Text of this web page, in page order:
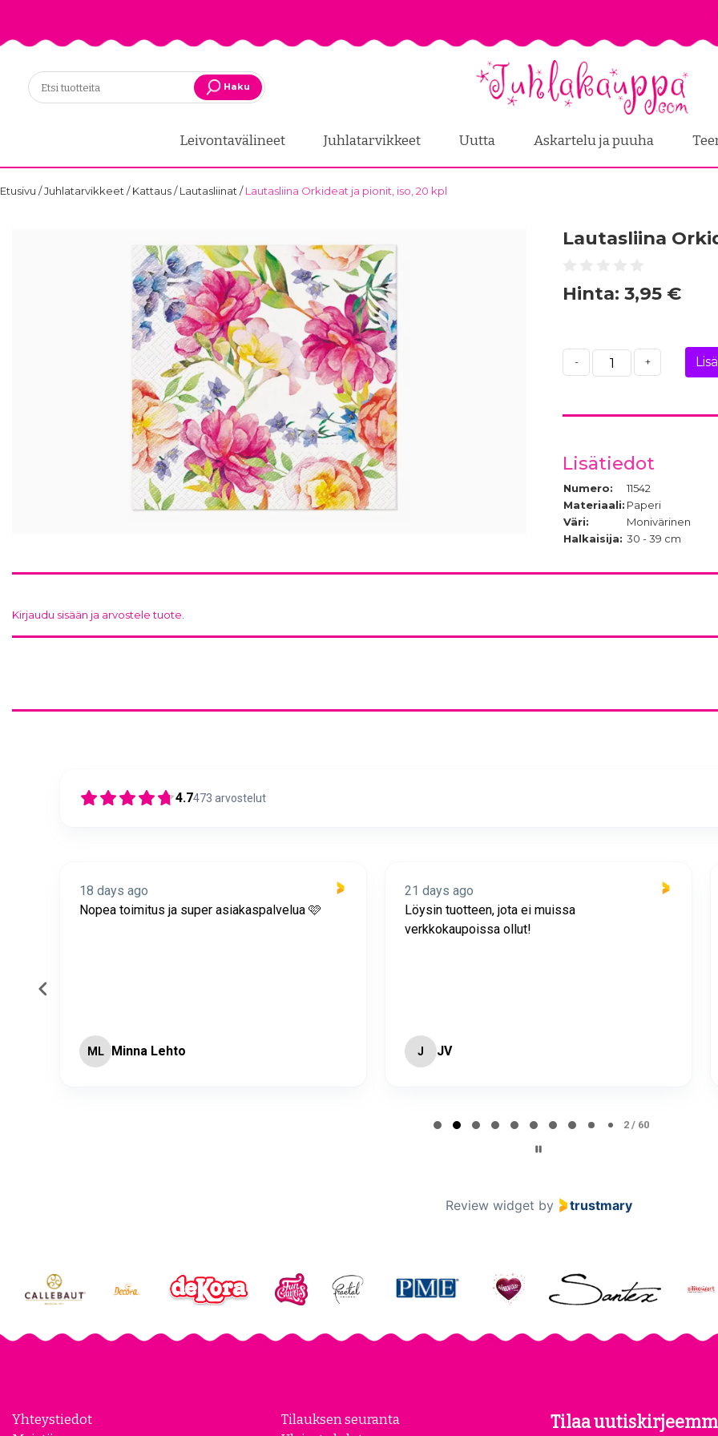
Haku
Leivontavälineet Juhlatarvikkeet Uutta Askartelu ja puuha
Etusivu /Juhlatarvikkeet /Kattaus/Lautasliinat /Lautasliina Orkideat ja pionit, iso, 20 kpl
Lautasliina
Hinta: 3,95 €
- +
Lisätiedot
Numero:
11542
Materiaali: Paperi
Väri:
Monivärinen
Halkaisija: 30 - 39 cm
Kirjaudu sisään ja arvostele tuote.
4.7473 arvostelut
18 days ago
Nopea toimitus ja super asiakaspalvelua 🩷
ML Minna Lehto
21 days ago
Löysin tuotteen, jota ei muissa
verkkokaupoissa ollut!
J JV
2 / 60
Review widget by trustmary
Yhteystiedot
Tilauksen seuranta
Tilaa